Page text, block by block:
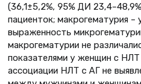
(36,1±5,2%, 95% ДИ
пациенток; макрогематурия
выраженность
макрогематурии не
показателями у женщин с
ассоциации НЛТ с АГ не